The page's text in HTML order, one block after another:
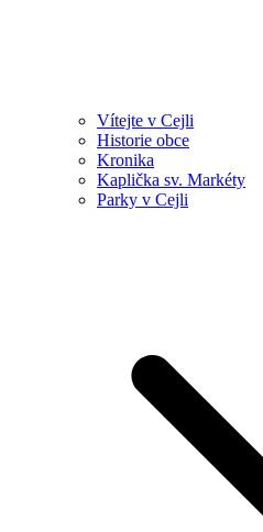
Vítejte v Cejli
Historie obce
Kronika
Kaplička sv. Markéty
Parky v Cejli